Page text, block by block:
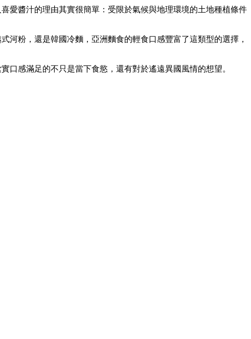
愛醬汁的理由其實很簡單：受限於氣候與地理環境的土地種植條件
河粉，還是韓國冷麵，亞洲麵食的輕食口感豐富了這類型的選擇，
口感滿足的不只是當下食慾，還有對於遙遠異國風情的想望。